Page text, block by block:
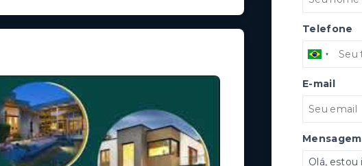
Telefone
E-mail
Mensagem